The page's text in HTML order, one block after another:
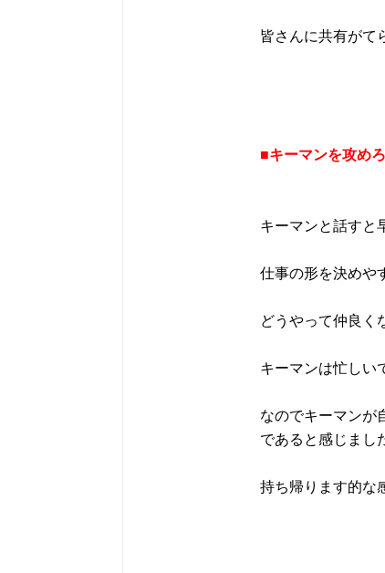
皆さんに共有がて
■キーマンを攻めろ
キーマンと話すと
仕事の形を決めや
どうやって仲良く
キーマンは忙しい
なのでキーマンが
であると感じまし
持ち帰ります的な